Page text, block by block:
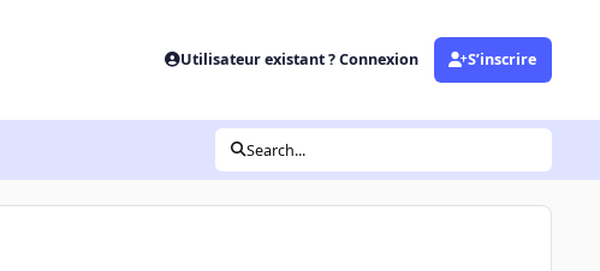
Utilisateur existant ? Connexion S’inscrire
Search...